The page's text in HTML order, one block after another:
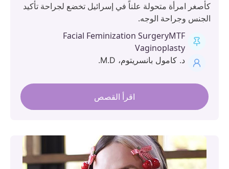
امرأة متحولة علناً في إسرائيل تخضع لجراحة تأكيد
وجراحة الوجه.
Facial Feminization Surgery MTF
Vaginoplasty
د. كامول بانسريتوم، M.D.
اقرأ القصص